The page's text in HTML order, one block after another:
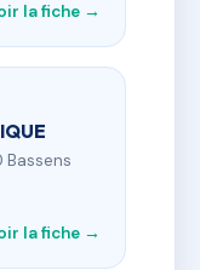
la fiche →
Bassens
la fiche →